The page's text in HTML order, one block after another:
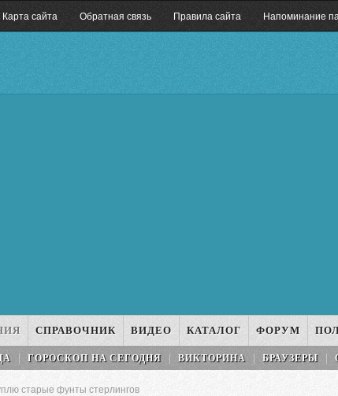
Карта сайта Обратная связь Правила сайта Напоминание
СПРАВОЧНИК ВИДЕО КАТАЛОГ ФОРУМ
ГОРОСКОП НA СEГОДНЯ ВИКТОРИНА БРАУЗЕРЫ
старые фунты стерлингов